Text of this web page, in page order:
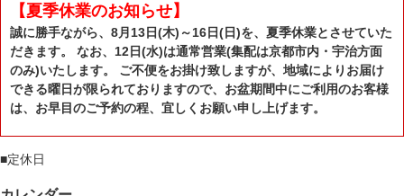
【夏季休業のお知らせ】
誠に勝手ながら、8月13日(木)～16日(日)を、夏季休業とさせていた
だきます。 なお、12日(水)は通常営業(集配は京都市内・宇治方面
のみ)いたします。 ご不便をお掛け致しますが、地域によりお届け
できる曜日が限られておりますので、お盆期間中にご利用のお客様
は、お早目のご予約の程、宜しくお願い申し上げます。
■定休日